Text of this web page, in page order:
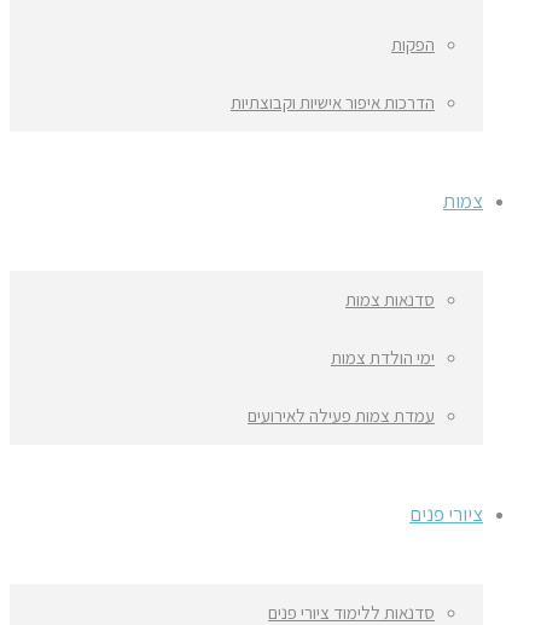
הפקות
הדרכות איפור אישיות וקבוצתיות
צמות
סדנאות צמות
ימי הולדת צמות
עמדת צמות פעילה לאירועים
ציורי פנים
סדנאות ללימוד ציורי פנים